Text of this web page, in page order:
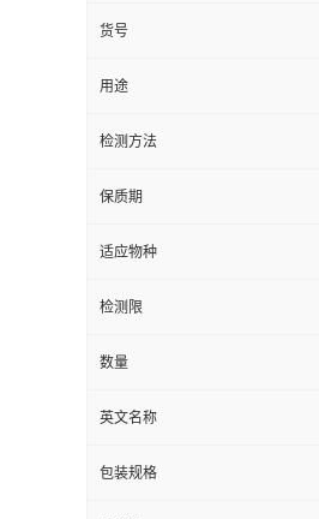
货号
用途
检测方法
保质期
适应物种
检测限
数量
英文名称
包装规格